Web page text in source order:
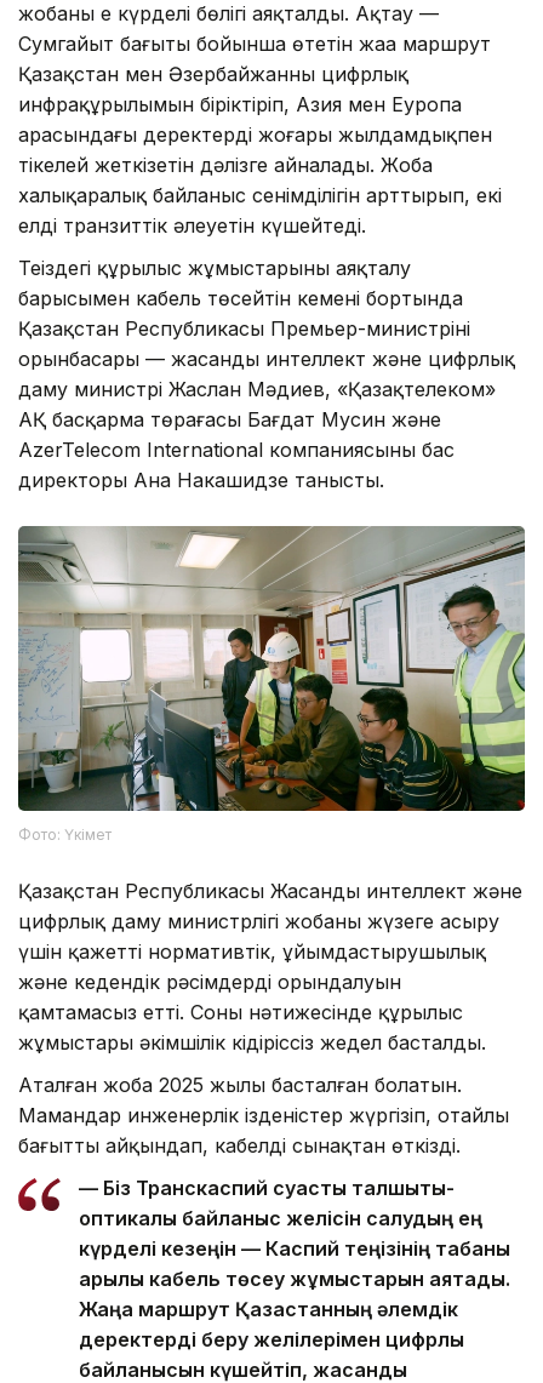
жобаның ең күрделі бөлігі аяқталды. Ақтау —
Сумгайыт бағыты бойынша өтетін жаңа маршрут
Қазақстан мен Әзербайжанның цифрлық
инфрақұрылымын біріктіріп, Азия мен Еуропа
арасындағы деректерді жоғары жылдамдықпен
тікелей жеткізетін дәлізге айналады. Жоба
халықаралық байланыс сенімділігін арттырып, екі
елдің транзиттік әлеуетін күшейтеді.
Теңіздегі құрылыс жұмыстарының аяқталу
барысымен кабель төсейтін кеменің бортында
Қазақстан Республикасы Премьер-министрінің
орынбасары — жасанды интеллект және цифрлық
даму министрі Жаслан Мәдиев, «Қазақтелеком»
АҚ басқарма төрағасы Бағдат Мусин және
AzerTelecom International компаниясының бас
директоры Ана Накашидзе танысты.
Фото: Үкімет
Қазақстан Республикасы Жасанды интеллект және
цифрлық даму министрлігі жобаны жүзеге асыру
үшін қажетті нормативтік, ұйымдастырушылық
және кедендік рәсімдердің орындалуын
қамтамасыз етті. Соның нәтижесінде құрылыс
жұмыстары әкімшілік кідіріссіз жедел басталды.
Аталған жоба 2025 жылы басталған болатын.
Мамандар инженерлік ізденістер жүргізіп, оңтайлы
бағытты айқындап, кабелді сынақтан өткізді.
— Біз Транскаспий суасты талшықты-
оптикалық байланыс желісін салудың ең
күрделі кезеңін — Каспий теңізінің табаны
арқылы кабель төсеу жұмыстарын аяқтадық.
Жаңа маршрут Қазақстанның әлемдік
деректерді беру желілерімен цифрлық
байланысын күшейтіп, жасанды